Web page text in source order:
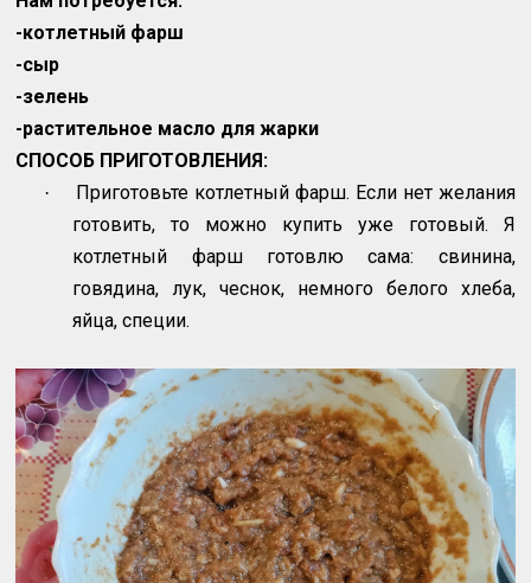
-котлетный фарш
-сыр
-зелень
-растительное масло для жарки
СПОСОБ ПРИГОТОВЛЕНИЯ:
·
Приготовьте котлетный фарш. Если нет желания
готовить, то можно купить уже готовый. Я
котлетный фарш готовлю сама: свинина,
говядина, лук, чеснок, немного белого хлеба,
яйца, специи.